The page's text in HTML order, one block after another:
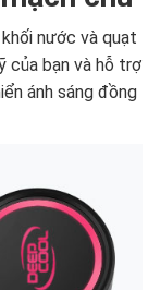
nước và quạt
của bạn và hỗ trợ
ánh sáng đồng